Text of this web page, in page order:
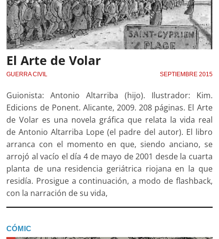
El Arte de Volar
GUERRA CIVIL SEPTIEMBRE 2015
Guionista: Antonio Altarriba (hijo). Ilustrador: Kim.
Edicions de Ponent. Alicante, 2009. 208 páginas. El Arte
de Volar es una novela gráfica que relata la vida real
de Antonio Altarriba Lope (el padre del autor). El libro
arranca con el momento en que, siendo anciano, se
arrojó al vacío el día 4 de mayo de 2001 desde la cuarta
planta de una residencia geriátrica riojana en la que
residía. Prosigue a continuación, a modo de flashback,
con la narración de su vida,
CÓMIC